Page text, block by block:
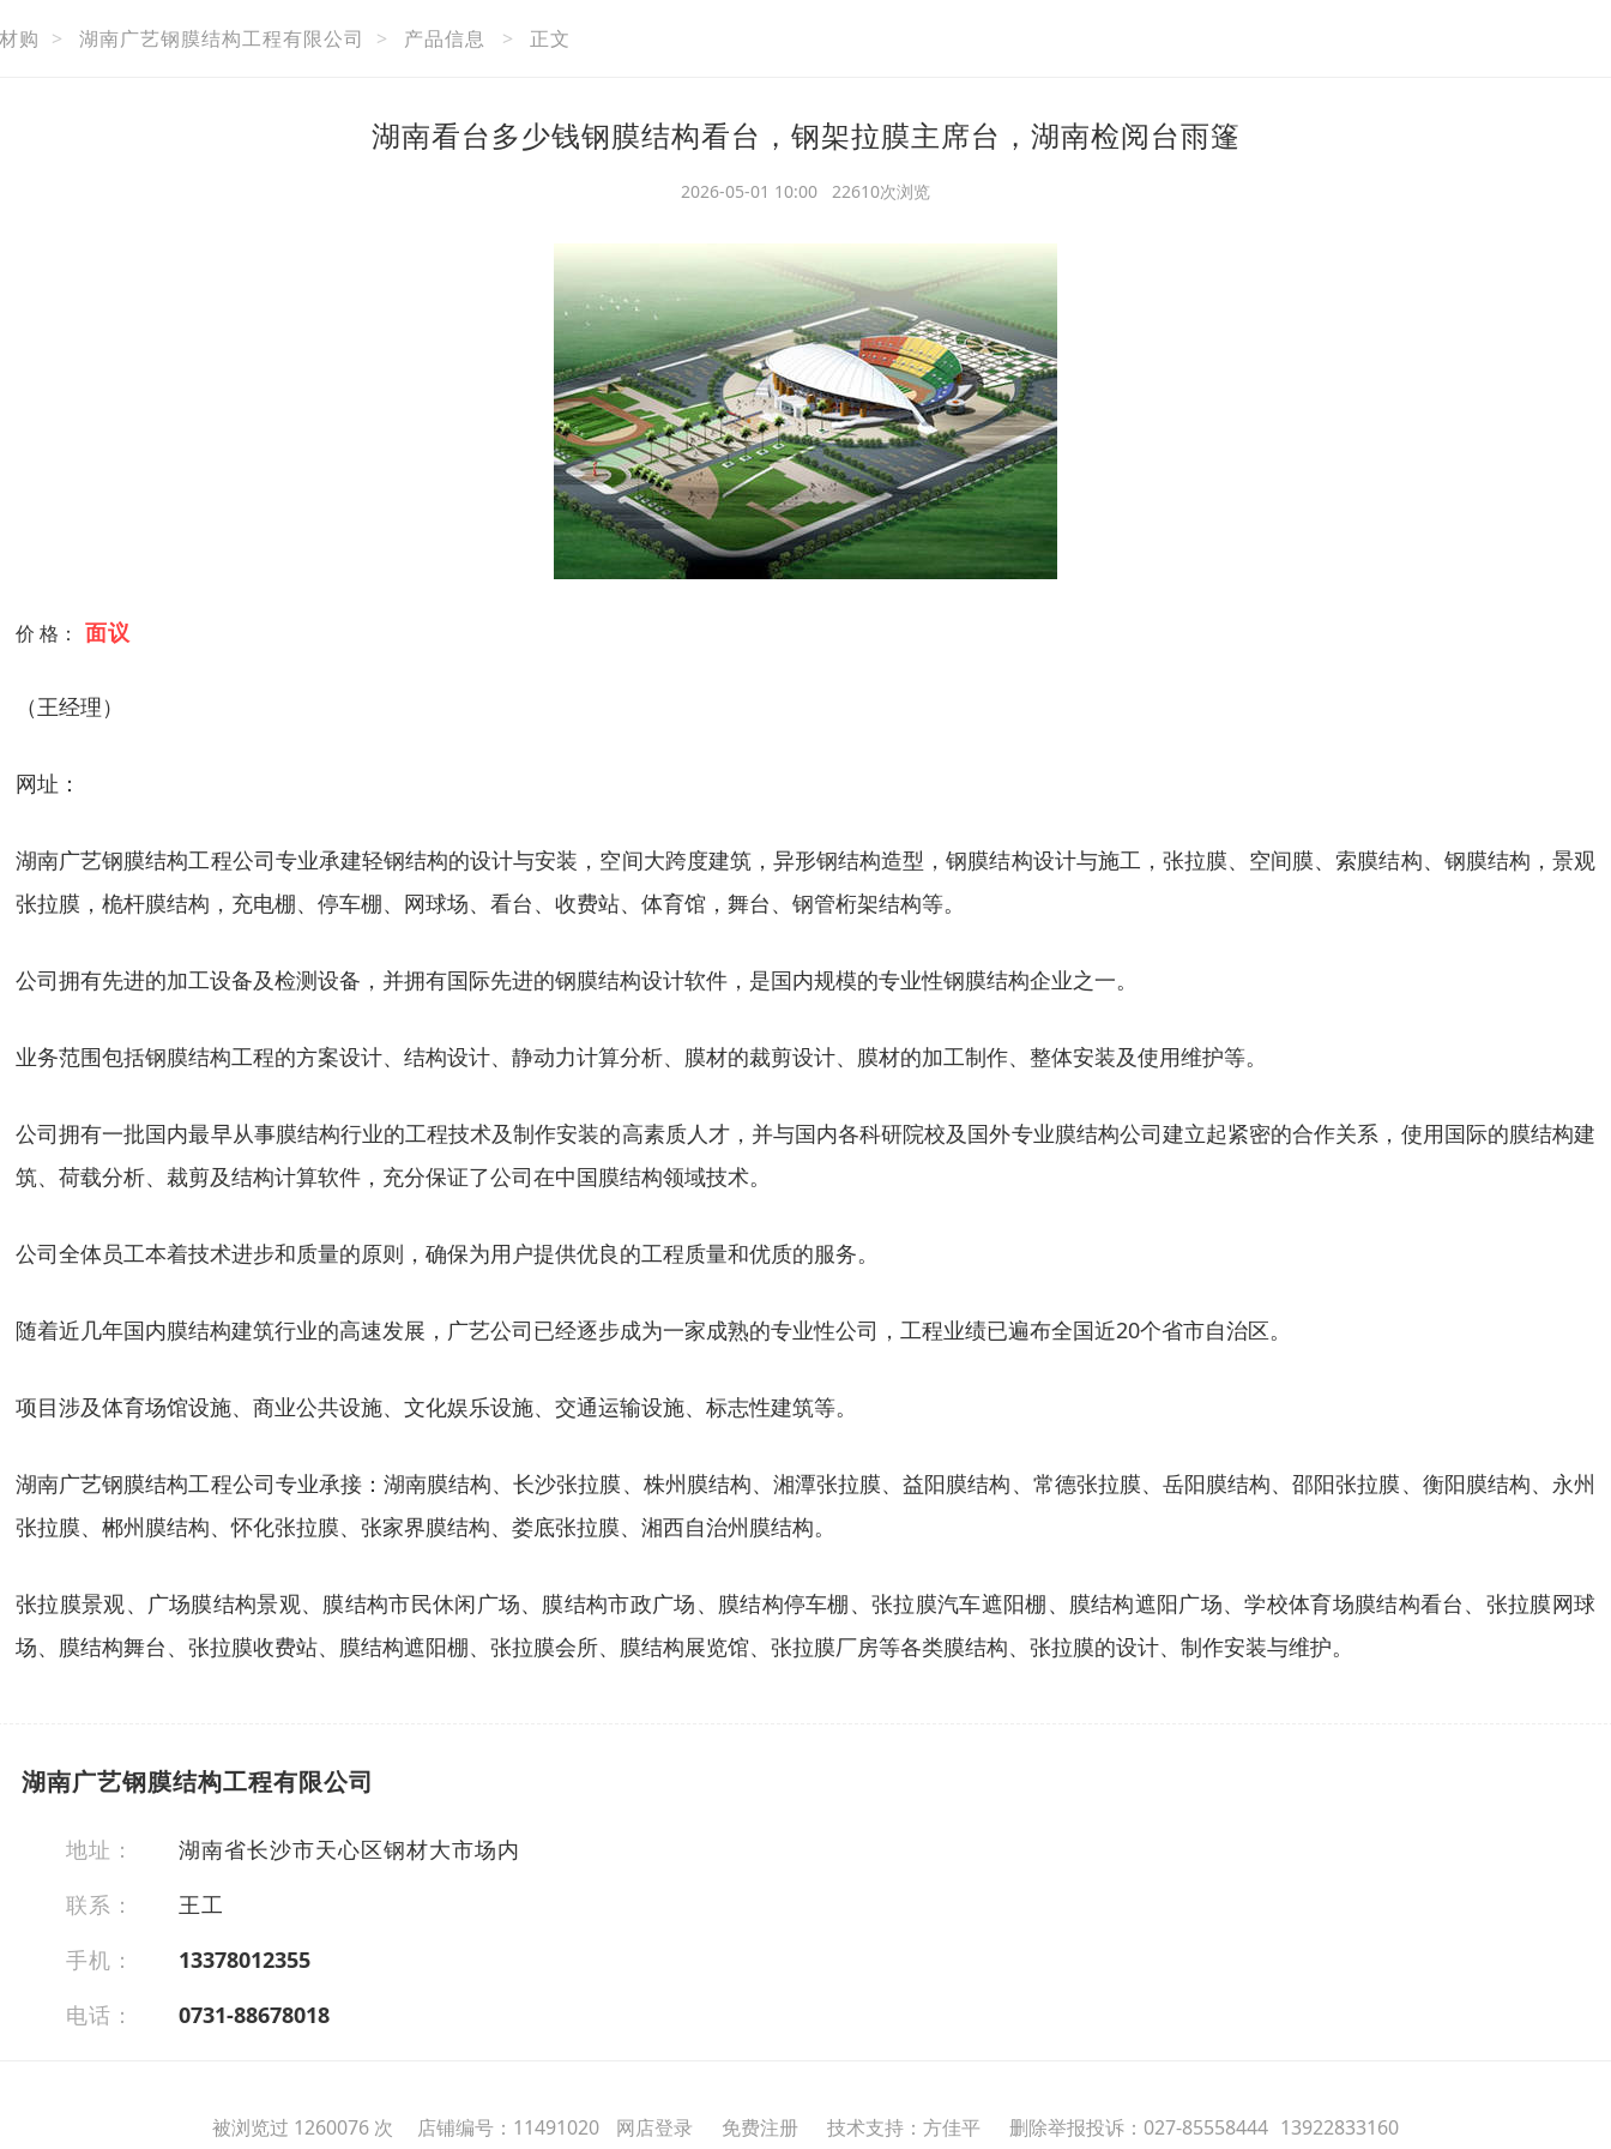
购 > 湖南广艺钢膜结构工程有限公司 > 产品信息 > 正文
湖南看台多少钱钢膜结构看台，钢架拉膜主席台，湖南检阅台雨篷
2026-05-01 10:00 22610次浏览
价 格： 面议
（王经理）
网址：
湖南广艺钢膜结构工程公司专业承建轻钢结构的设计与安装，空间大跨度建筑，异形钢结构造型，钢膜结构设计与施工，张拉膜、空间膜、索膜结构、钢膜结构，景观
张拉膜，桅杆膜结构，充电棚、停车棚、网球场、看台、收费站、体育馆，舞台、钢管桁架结构等。
公司拥有先进的加工设备及检测设备，并拥有国际先进的钢膜结构设计软件，是国内规模的专业性钢膜结构企业之一。
业务范围包括钢膜结构工程的方案设计、结构设计、静动力计算分析、膜材的裁剪设计、膜材的加工制作、整体安装及使用维护等。
公司拥有一批国内最早从事膜结构行业的工程技术及制作安装的高素质人才，并与国内各科研院校及国外专业膜结构公司建立起紧密的合作关系，使用国际的膜结构建
筑、荷载分析、裁剪及结构计算软件，充分保证了公司在中国膜结构领域技术。
公司全体员工本着技术进步和质量的原则，确保为用户提供优良的工程质量和优质的服务。
随着近几年国内膜结构建筑行业的高速发展，广艺公司已经逐步成为一家成熟的专业性公司，工程业绩已遍布全国近20个省市自治区。
项目涉及体育场馆设施、商业公共设施、文化娱乐设施、交通运输设施、标志性建筑等。
湖南广艺钢膜结构工程公司专业承接：湖南膜结构、长沙张拉膜、株州膜结构、湘潭张拉膜、益阳膜结构、常德张拉膜、岳阳膜结构、邵阳张拉膜、衡阳膜结构、永州
张拉膜、郴州膜结构、怀化张拉膜、张家界膜结构、娄底张拉膜、湘西自治州膜结构。
张拉膜景观、广场膜结构景观、膜结构市民休闲广场、膜结构市政广场、膜结构停车棚、张拉膜汽车遮阳棚、膜结构遮阳广场、学校体育场膜结构看台、张拉膜网球
场、膜结构舞台、张拉膜收费站、膜结构遮阳棚、张拉膜会所、膜结构展览馆、张拉膜厂房等各类膜结构、张拉膜的设计、制作安装与维护。
湖南广艺钢膜结构工程有限公司
地址：
湖南省长沙市天心区钢材大市场内
联系：
王工
手机：
13378012355
电话：
0731-88678018
被浏览过 1260076 次 店铺编号：11491020 网店登录 免费注册 技术支持：方佳平 删除举报投诉：027-85558444 13922833160